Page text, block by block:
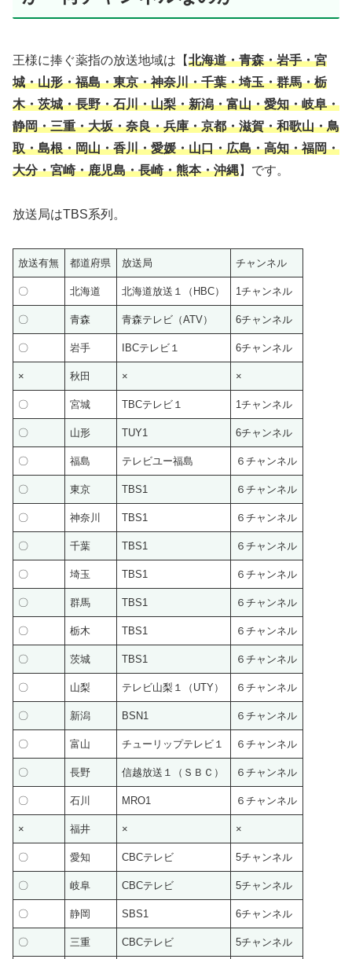
王様に捧ぐ薬指の放送地域は【北海道・青森・岩手・宮
城・山形・福島・東京・神奈川・千葉・埼玉・群馬・栃
木・茨城・長野・石川・山梨・新潟・富山・愛知・岐阜・
静岡・三重・大坂・奈良・兵庫・京都・滋賀・和歌山・鳥
取・島根・岡山・香川・愛媛・山口・広島・高知・福岡・
大分・宮崎・鹿児島・長崎・熊本・沖縄】です。
放送局はTBS系列。
放送有無 都道府県 放送局 チャンネル
〇 北海道 北海道放送１（HBC） 1チャンネル
〇 青森 青森テレビ（ATV） 6チャンネル
〇 岩手 IBCテレビ１ 6チャンネル
× 秋田 × ×
〇 宮城 TBCテレビ１ 1チャンネル
〇 山形 TUY1 6チャンネル
〇 福島 テレビユー福島 ６チャンネル
〇 東京 TBS1 ６チャンネル
〇 神奈川 TBS1 ６チャンネル
〇 千葉 TBS1 ６チャンネル
〇 埼玉 TBS1 ６チャンネル
〇 群馬 TBS1 ６チャンネル
〇 栃木 TBS1 ６チャンネル
〇 茨城 TBS1 ６チャンネル
〇 山梨 テレビ山梨１（UTY） ６チャンネル
〇 新潟 BSN1 ６チャンネル
〇 富山 チューリップテレビ１ ６チャンネル
〇 長野 信越放送１（ＳＢＣ） ６チャンネル
〇 石川 MRO1 ６チャンネル
× 福井 × ×
〇 愛知 CBCテレビ 5チャンネル
〇 岐阜 CBCテレビ 5チャンネル
〇 静岡 SBS1 6チャンネル
〇 三重 CBCテレビ 5チャンネル